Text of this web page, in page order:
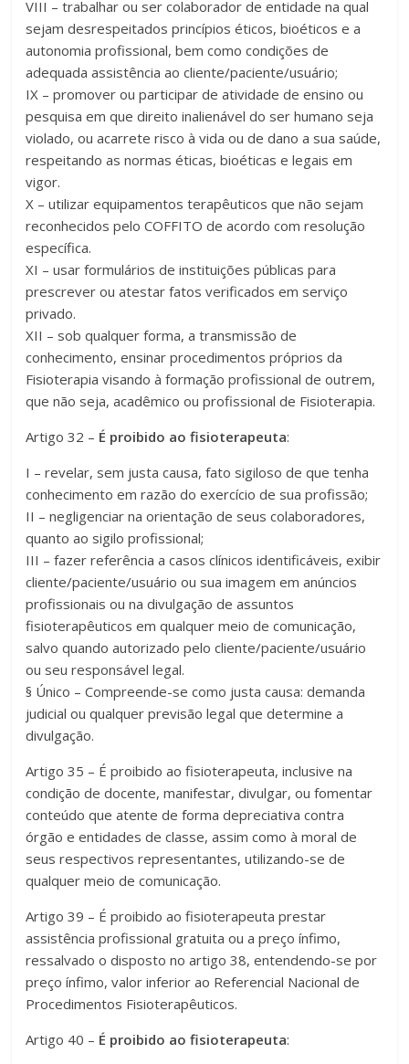
VIII – trabalhar ou ser colaborador de entidade na qual
sejam desrespeitados princípios éticos, bioéticos e a
autonomia profissional, bem como condições de
adequada assistência ao cliente/paciente/usuário;
IX – promover ou participar de atividade de ensino ou
pesquisa em que direito inalienável do ser humano seja
violado, ou acarrete risco à vida ou de dano a sua saúde,
respeitando as normas éticas, bioéticas e legais em
vigor.
X – utilizar equipamentos terapêuticos que não sejam
reconhecidos pelo COFFITO de acordo com resolução
específica.
XI – usar formulários de instituições públicas para
prescrever ou atestar fatos verificados em serviço
privado.
XII – sob qualquer forma, a transmissão de
conhecimento, ensinar procedimentos próprios da
Fisioterapia visando à formação profissional de outrem,
que não seja, acadêmico ou profissional de Fisioterapia.
Artigo 32 – É proibido ao fisioterapeuta:
I – revelar, sem justa causa, fato sigiloso de que tenha
conhecimento em razão do exercício de sua profissão;
II – negligenciar na orientação de seus colaboradores,
quanto ao sigilo profissional;
III – fazer referência a casos clínicos identificáveis, exibir
cliente/paciente/usuário ou sua imagem em anúncios
profissionais ou na divulgação de assuntos
fisioterapêuticos em qualquer meio de comunicação,
salvo quando autorizado pelo cliente/paciente/usuário
ou seu responsável legal.
§ Único – Compreende-se como justa causa: demanda
judicial ou qualquer previsão legal que determine a
divulgação.
Artigo 35 – É proibido ao fisioterapeuta, inclusive na
condição de docente, manifestar, divulgar, ou fomentar
conteúdo que atente de forma depreciativa contra
órgão e entidades de classe, assim como à moral de
seus respectivos representantes, utilizando-se de
qualquer meio de comunicação.
Artigo 39 – É proibido ao fisioterapeuta prestar
assistência profissional gratuita ou a preço ínfimo,
ressalvado o disposto no artigo 38, entendendo-se por
preço ínfimo, valor inferior ao Referencial Nacional de
Procedimentos Fisioterapêuticos.
Artigo 40 – É proibido ao fisioterapeuta: